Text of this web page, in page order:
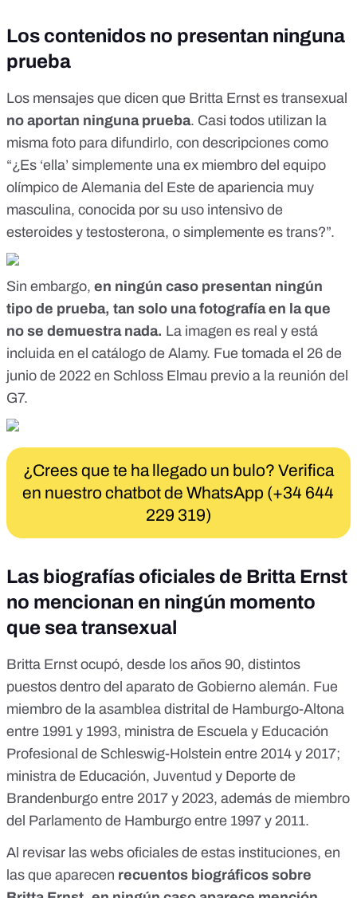
Los contenidos no presentan ninguna
prueba
Los mensajes que dicen que Britta Ernst es transexual
no aportan ninguna prueba. Casi todos utilizan la
misma foto para difundirlo, con descripciones como
“¿Es ‘ella’ simplemente una ex miembro del equipo
olímpico de Alemania del Este de apariencia muy
masculina, conocida por su uso intensivo de
esteroides y testosterona, o simplemente es trans?”.
Sin embargo, en ningún caso presentan ningún
tipo de prueba, tan solo una fotografía en la que
no se demuestra nada. La imagen es real y está
incluida en el catálogo de Alamy. Fue tomada el 26 de
junio de 2022 en Schloss Elmau previo a la reunión del
G7.
¿Crees que te ha llegado un bulo? Verifica
en nuestro chatbot de WhatsApp (+34 644
229 319)
Las biografías oficiales de Britta Ernst
no mencionan en ningún momento
que sea transexual
Britta Ernst ocupó, desde los años 90, distintos
puestos dentro del aparato de Gobierno alemán. Fue
miembro de la asamblea distrital de Hamburgo-Altona
entre 1991 y 1993, ministra de Escuela y Educación
Profesional de Schleswig-Holstein entre 2014 y 2017;
ministra de Educación, Juventud y Deporte de
Brandenburgo entre 2017 y 2023, además de miembro
del Parlamento de Hamburgo entre 1997 y 2011.
Al revisar las webs oficiales de estas instituciones, en
las que aparecen recuentos biográficos sobre